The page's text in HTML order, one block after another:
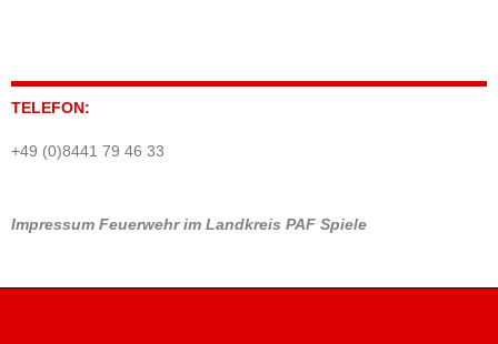
TELEFON:
+49 (0)8441 79 46 33
Impressum Feuerwehr im Landkreis PAF Spiele